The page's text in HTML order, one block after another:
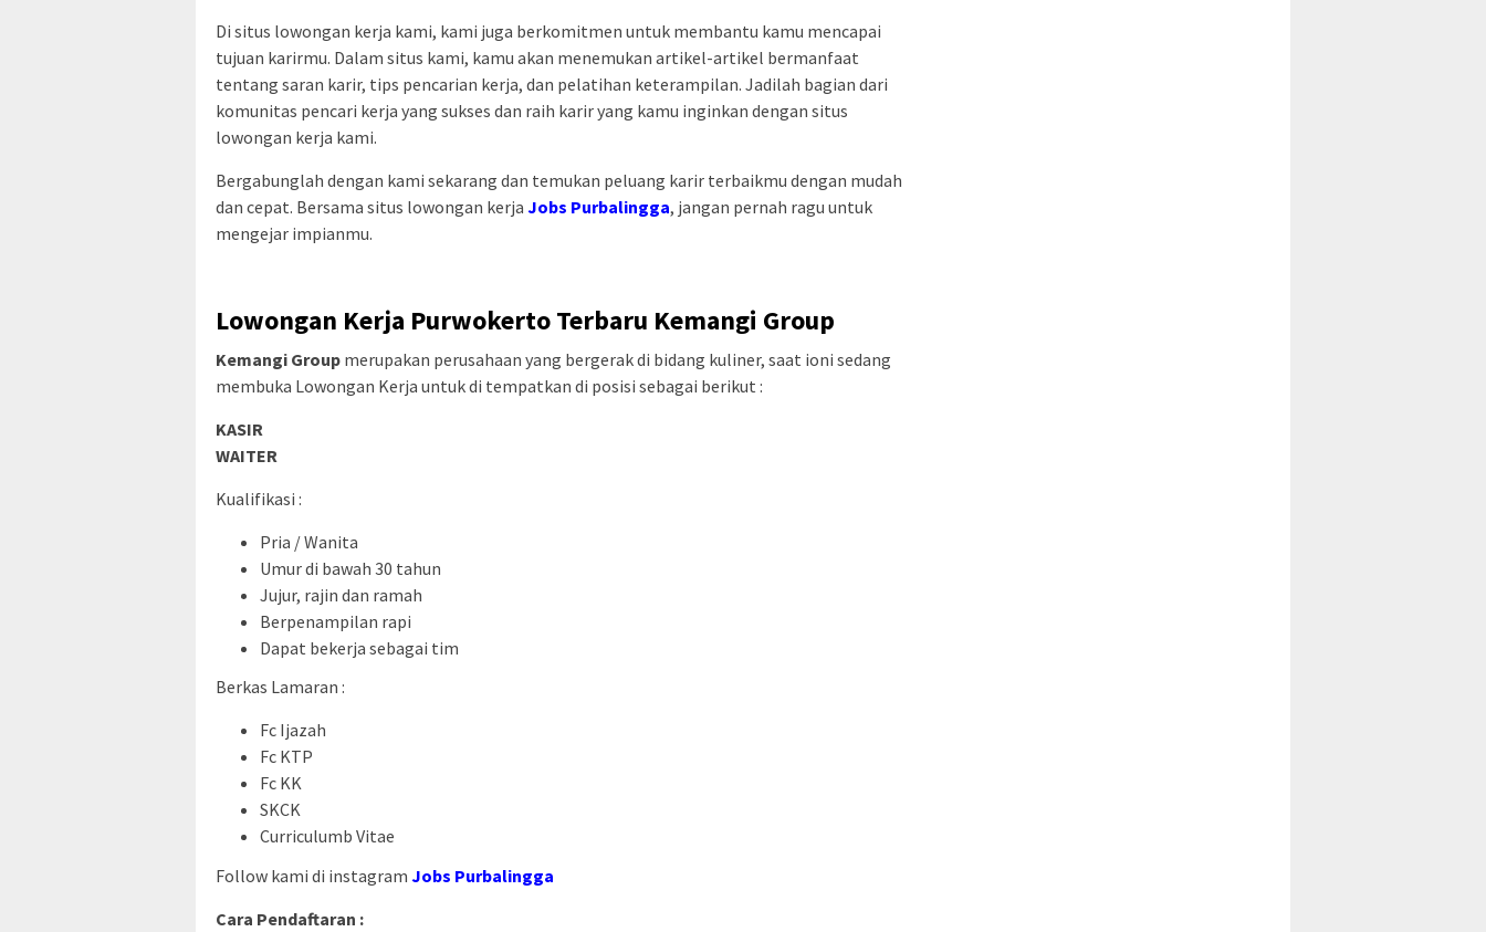
Di situs lowongan kerja kami, kami juga berkomitmen untuk membantu kamu mencapai
tujuan karirmu. Dalam situs kami, kamu akan menemukan artikel-artikel bermanfaat
tentang saran karir, tips pencarian kerja, dan pelatihan keterampilan. Jadilah bagian dari
komunitas pencari kerja yang sukses dan raih karir yang kamu inginkan dengan situs
lowongan kerja kami.
Bergabunglah dengan kami sekarang dan temukan peluang karir terbaikmu dengan mudah
dan cepat. Bersama situs lowongan kerja Jobs Purbalingga, jangan pernah ragu untuk
mengejar impianmu.
Lowongan Kerja Purwokerto Terbaru Kemangi Group
Kemangi Group merupakan perusahaan yang bergerak di bidang kuliner, saat ioni sedang
membuka Lowongan Kerja untuk di tempatkan di posisi sebagai berikut :
KASIR
WAITER
Kualifikasi :
Pria / Wanita
Umur di bawah 30 tahun
Jujur, rajin dan ramah
Berpenampilan rapi
Dapat bekerja sebagai tim
Berkas Lamaran :
Fc Ijazah
Fc KTP
Fc KK
SKCK
Curriculumb Vitae
Follow kami di instagram Jobs Purbalingga
Cara Pendaftaran :